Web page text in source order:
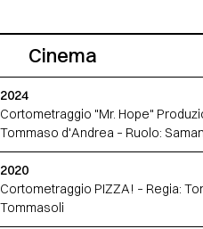
Cinema
2024
Cortometraggio "Mr. Hope"
Tommaso d'Andrea – Ruolo:
2020
Cortometraggio PIZZA! – Regia:
Tommasoli